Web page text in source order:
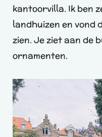
kantoorvilla. Ik ben
landhuizen en vond
zien. Je ziet aan de
ornamenten.